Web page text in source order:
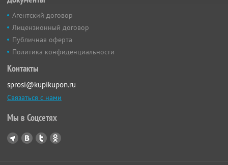
Агентский договор
Лицензионный договор
Публичная оферта
Политика конфиденциальности
Контакты
sprosi@kupikupon.ru
Связаться с нами
Мы в Соцсетях